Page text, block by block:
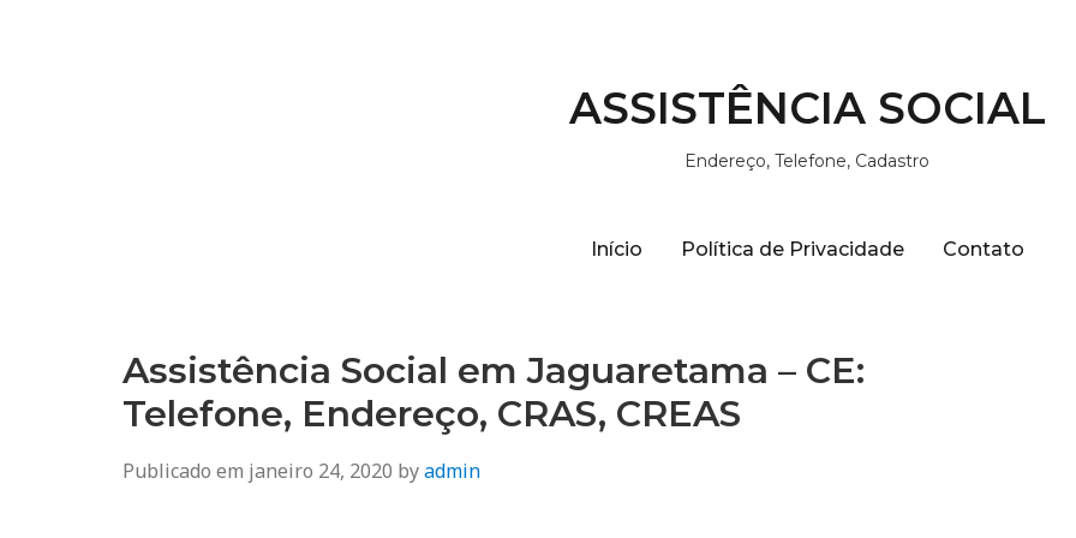
ASSISTÊNCIA SOCIAL
Endereço, Telefone, Cadastro
Início Política de Privacidade Contato
Assistência Social em Jaguaretama – CE:
Telefone, Endereço, CRAS, CREAS
Publicado em janeiro 24, 2020 byadmin